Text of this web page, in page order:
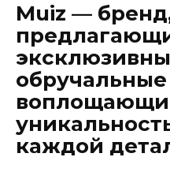
Muiz —
каждой